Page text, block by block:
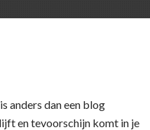
anders dan een blog
en tevoorschijn komt in je